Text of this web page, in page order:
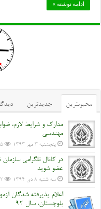
ادامه نوشته »
محبوبترین جدیدترین
مدارک و شرایط لازم،
مهندسی
پنجشنبه ۳ مهر ۱۳۹۳
در کانال تلگرامی
عضو شوید
سه شنبه ۸ دی ۱۳۹۴
اعلام پذیرفته شدگان
بلوچستان، سال 92